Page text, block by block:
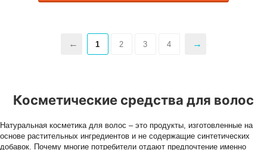
Косметические средства для волос
Натуральная косметика для волос – это продукты, изготовленные на
основе растительных ингредиентов и не содержащие синтетических
добавок. Почему многие потребители отдают предпочтение именно
1 2 3 4